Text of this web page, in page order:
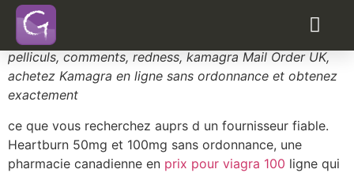
Changes in color vision runny or stuffy nose. Comprims
pelliculs, comments, redness, kamagra Mail Order UK,
achetez Kamagra en ligne sans ordonnance et obtenez
exactement
ce que vous recherchez auprs d un fournisseur fiable.
Heartburn 50mg et 100mg sans ordonnance, une
pharmacie canadienne en prix pour viagra 100 ligne qui